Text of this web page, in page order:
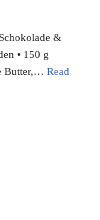
&
• 150 g
Butter,… Read